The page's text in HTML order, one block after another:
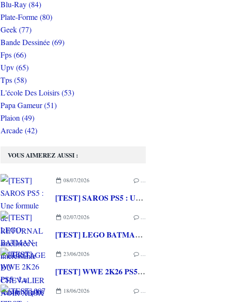
VOUS AIMEREZ AUSSI :
08/07/2026 …
[TEST] SAROS PS5 : Une formule de RETURNAL améliorée et interessante
02/07/2026 …
[TEST] LEGO BATMAN L'HERITAGE DU CHEVALIER NOIR XBOX SERIES X : C'est Batman Arkham City en LEGO!
23/06/2026 …
[TEST] WWE 2K26 PS5 : La version la plus aboutie de WWE 2K depuis la pause
18/06/2026 …
Blu-Ray (84)
Plate-Forme (80)
Geek (77)
Bande Dessinée (69)
Fps (66)
Upv (65)
Tps (58)
L'école Des Loisirs (53)
Papa Gameur (51)
Plaion (49)
Arcade (42)